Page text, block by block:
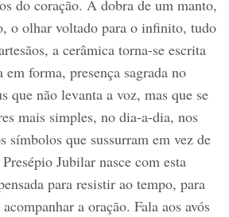
do coração. A dobra de um manto,
o olhar voltado para o infinito, tudo
a cerâmica torna-se escrita
em forma, presença sagrada no
que não levanta a voz, mas que se
mais simples, no dia-a-dia, nos
símbolos que sussurram em vez de
Jubilar nasce com esta
para resistir ao tempo, para
a oração. Fala aos avós